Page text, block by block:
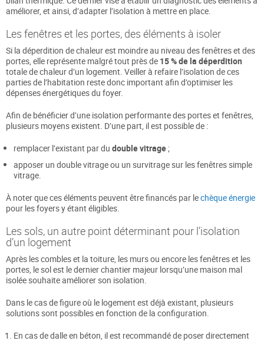
améliorer, et ainsi, d’adapter l’isolation à mettre en place.
Les fenêtres et les portes, des éléments à isoler
Si la déperdition de chaleur est moindre au niveau des fenêtres et des
portes, elle représente malgré tout près de 15 % de la déperdition
totale de chaleur d’un logement. Veiller à refaire l’isolation de ces
parties de l’habitation reste donc important afin d’optimiser les
dépenses énergétiques du foyer.
Afin de bénéficier d’une isolation performante des portes et fenêtres,
plusieurs moyens existent. D’une part, il est possible de :
remplacer l’existant par du double vitrage ;
apposer un double vitrage ou un survitrage sur les fenêtres simple
vitrage.
À noter que ces éléments peuvent être financés par lechèque énergie
pour les foyers y étant éligibles.
Les sols, un autre point déterminant pour l’isolation
d’un logement
Après les combles et la toiture, les murs ou encore les fenêtres et les
portes, le sol est le dernier chantier majeur lorsqu’une maison mal
isolée souhaite améliorer son isolation.
Dans le cas de figure où le logement est déjà existant, plusieurs
solutions sont possibles en fonction de la configuration.
En cas de dalle en béton, il est recommandé de poser directement